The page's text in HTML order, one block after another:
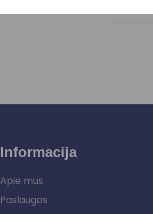
Informacija
Apie mus
Paslaugos